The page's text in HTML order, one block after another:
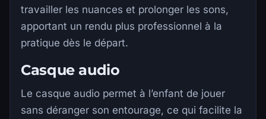
travailler les nuances et prolonger les sons,
apportant un rendu plus professionnel à la
pratique dès le départ.
Casque audio
Le casque audio permet à l’enfant de jouer
sans déranger son entourage, ce qui facilite la